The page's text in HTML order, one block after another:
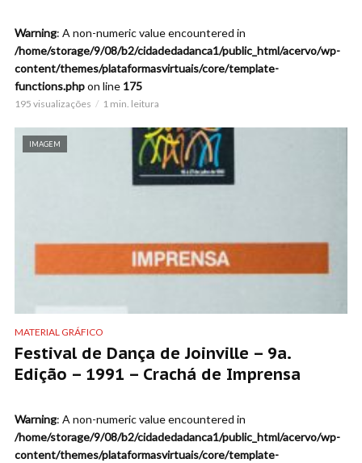
Warning: A non-numeric value encountered in
/home/storage/9/08/b2/cidadedadanca1/public_html/acervo/wp-
content/themes/plataformasvirtuais/core/template-
functions.phpon line 175
195 visualizações 1 min. leitura
IMAGEM
MATERIAL GRÁFICO
Festival de Dança de Joinville – 9a.
Edição – 1991 – Crachá de Imprensa
Warning: A non-numeric value encountered in
/home/storage/9/08/b2/cidadedadanca1/public_html/acervo/wp-
content/themes/plataformasvirtuais/core/template-